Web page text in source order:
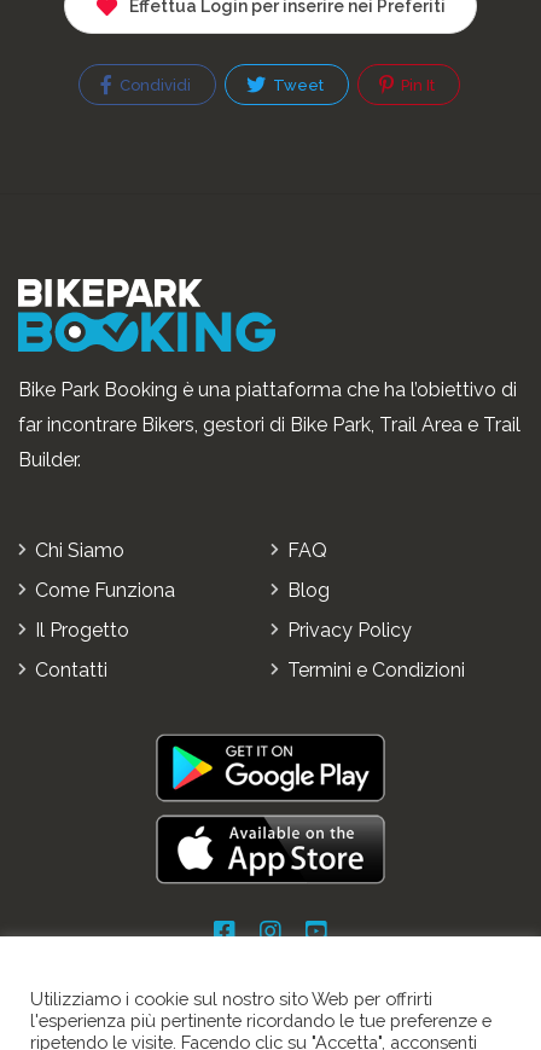
Effettua Login per inserire nei Preferiti
Condividi Tweet Pin It
Bike Park Booking è una piattaforma che ha l’obiettivo di
far incontrare Bikers, gestori di Bike Park, Trail Area e Trail
Builder.
Chi Siamo
Come Funziona
Il Progetto
Contatti
FAQ
Blog
Privacy Policy
Termini e Condizioni
Utilizziamo i cookie sul nostro sito Web per offrirti
l'esperienza più pertinente ricordando le tue preferenze e
ripetendo le visite. Facendo clic su "Accetta", acconsenti